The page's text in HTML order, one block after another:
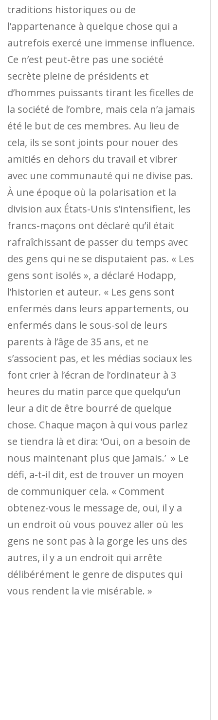
traditions historiques ou de
l’appartenance à quelque chose qui a
autrefois exercé une immense influence.
Ce n’est peut-être pas une société
secrète pleine de présidents et
d’hommes puissants tirant les ficelles de
la société de l’ombre, mais cela n’a jamais
été le but de ces membres. Au lieu de
cela, ils se sont joints pour nouer des
amitiés en dehors du travail et vibrer
avec une communauté qui ne divise pas.
À une époque où la polarisation et la
division aux États-Unis s’intensifient, les
francs-maçons ont déclaré qu’il était
rafraîchissant de passer du temps avec
des gens qui ne se disputaient pas. « Les
gens sont isolés », a déclaré Hodapp,
l’historien et auteur. « Les gens sont
enfermés dans leurs appartements, ou
enfermés dans le sous-sol de leurs
parents à l’âge de 35 ans, et ne
s’associent pas, et les médias sociaux les
font crier à l’écran de l’ordinateur à 3
heures du matin parce que quelqu’un
leur a dit de être bourré de quelque
chose. Chaque maçon à qui vous parlez
se tiendra là et dira: ‘Oui, on a besoin de
nous maintenant plus que jamais.’ » Le
défi, a-t-il dit, est de trouver un moyen
de communiquer cela. « Comment
obtenez-vous le message de, oui, il y a
un endroit où vous pouvez aller où les
gens ne sont pas à la gorge les uns des
autres, il y a un endroit qui arrête
délibérément le genre de disputes qui
vous rendent la vie misérable. »